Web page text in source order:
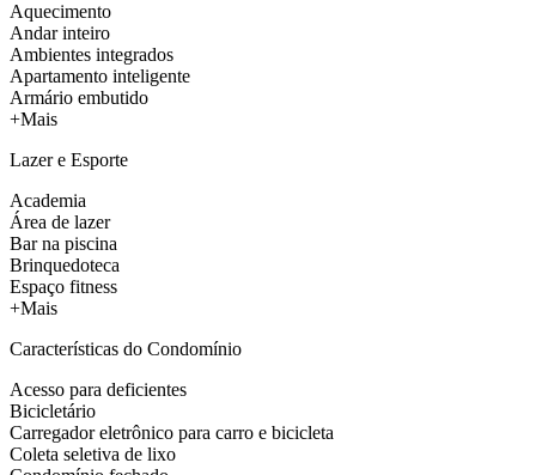
Aquecimento
Andar inteiro
Ambientes integrados
Apartamento inteligente
Armário embutido
+Mais
Lazer e Esporte
Academia
Área de lazer
Bar na piscina
Brinquedoteca
Espaço fitness
+Mais
Características do Condomínio
Acesso para deficientes
Bicicletário
Carregador eletrônico para carro e bicicleta
Coleta seletiva de lixo